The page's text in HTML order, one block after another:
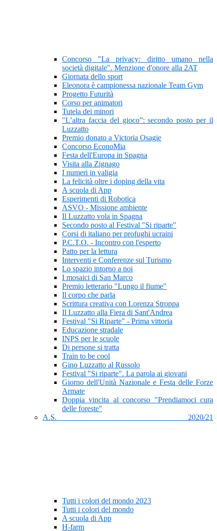
Concorso "La privacy: diritto umano nella
società digitale". Menzione d'onore alla 2AT
Giornata dello sport
Eleonora è campionessa nazionale Team Gym
Progetto Futurità
Corso per animatori
Tutela dei minori
"L’altra faccia del gioco”: secondo posto per il
Luzzatto
Premio donato a Victoria Osagie
Concorso EconoMia
Festa dell'Europa in Spagna
Visita alla Zignago
I numeri in valigia
La felicità oltre i doping della vita
A scuola di App
Esperimenti di Robotica
ASVO - Missione ambiente
Il Luzzatto vola in Spagna
Secondo posto al Festival "Si riparte"
Corsi di italiano per profughi ucraini
P.C.T.O. - Incontro con l'esperto
Patto per la lettura
Interventi e Conferenze sul Turismo
Lo spazio intorno a noi
I mosaici di San Marco
Premio letterario "Lungo il fiume"
Il corpo che parla
Scrittura creativa con Lorenza Stroppa
Il Luzzatto alla Fiera di Sant'Andrea
Festival "Si Riparte" - Prima vittoria
Educazione stradale
INPS per le scuole
Di persone si tratta
Train to be cool
Gino Luzzatto al Russolo
Festival "Si riparte". La parola ai giovani
Giorno dell'Unità Nazionale e Festa delle Forze
Armate
Doppia vincita al concorso "Prendiamoci cura
delle foreste"
A.S. 2020/21
Tutti i colori del mondo 2023
Tutti i colori del mondo
A scuola di App
H-farm